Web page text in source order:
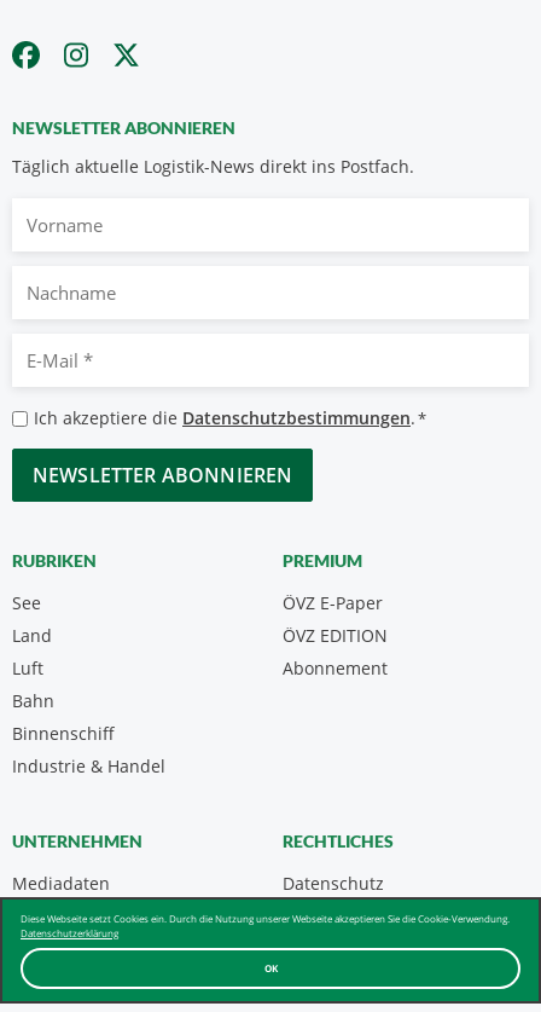
OK
Diese Webseite setzt Cookies ein. Durch die Nutzung unserer Webseite akzeptieren Sie die Cookie-Verwendung.
Datenschutzerklärung
NEWSLETTER ABONNIEREN
Täglich aktuelle Logistik-News direkt ins Postfach.
Nachname
Mail
*
Datenschutzbestimmungen
*
Ich akzeptiere die Datenschutzbestimmungen.*
CAPTCHA
RUBRIKEN
See
Land
Luft
Bahn
Binnenschiff
Industrie & Handel
PREMIUM
ÖVZ E-Paper
Abonnement
ÖVZ EDITION
UNTERNEHMEN
Mediadaten
Kontakt
Über uns & AGB
RECHTLICHES
Datenschutz
Impressum